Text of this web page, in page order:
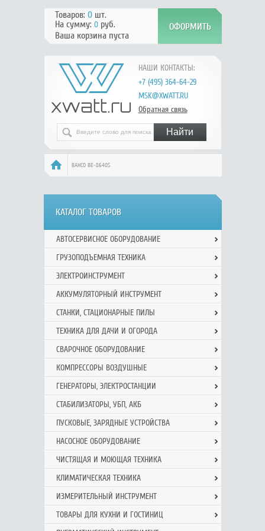
НАШИ КОНТАКТЫ:
+7 (495) 364-64-29
MSK@XWATT.RU
Обратная связь
Товаров: 0шт.
На сумму: 0руб.
Ваша корзина пуста
BAHCO BE-8640S
КАТАЛОГ ТОВАРОВ
АВТОСЕРВИСНОЕ ОБОРУДОВАНИЕ
ГРУЗОПОДЪЕМНАЯ ТЕХНИКА
ЭЛЕКТРОИНСТРУМЕНТ
АККУМУЛЯТОРНЫЙ ИНСТРУМЕНТ
СТАНКИ, СТАЦИОНАРНЫЕ ПИЛЫ
ТЕХНИКА ДЛЯ ДАЧИ И ОГОРОДА
СВАРОЧНОЕ ОБОРУДОВАНИЕ
КОМПРЕССОРЫ ВОЗДУШНЫЕ
ГЕНЕРАТОРЫ, ЭЛЕКТРОСТАНЦИИ
СТАБИЛИЗАТОРЫ, УБП, АКБ
ПУСКОВЫЕ, ЗАРЯДНЫЕ УСТРОЙСТВА
НАСОСНОЕ ОБОРУДОВАНИЕ
ЧИСТЯЩАЯ И МОЮЩАЯ ТЕХНИКА
КЛИМАТИЧЕСКАЯ ТЕХНИКА
ИЗМЕРИТЕЛЬНЫЙ ИНСТРУМЕНТ
ТОВАРЫ ДЛЯ КУХНИ И ГОСТИНИЦ